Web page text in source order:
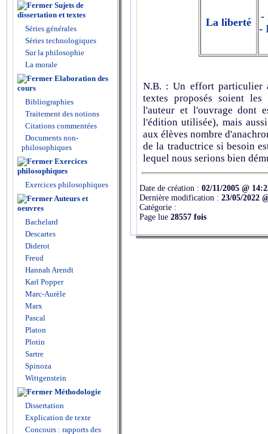
Sujets de
dissertation et textes
Séries générales
Séries technologiques
Sur la philosophie
La morale
Elaboration des
cours
Bibliographies
Traitement des notions
Citations commentées
Documents non-
philosophiques
Exercices
philosophiques
Exercices philosophiques
Auteurs et
oeuvres
Bachelard
Descartes
Diderot
Freud
Hannah Arendt
Karl Popper
Marc-Aurèle
Marx
Pascal
Platon
Plotin
Sartre
Spinoza
Wittgenstein
Méthodologie
Dissertation
Explication de texte
Concours : rapports des
La liberté -
-
N.B. : Un effort particulier
textes proposés soient
l'auteur et l'ouvrage dont
l'édition utilisée), mais
aux élèves nombre
de la traductrice si besoin
lequel nous serions bien
Date de création : 02/11/2005 @
Dernière modification : 23/05/2022
Catégorie :
Page lue 28557 fois